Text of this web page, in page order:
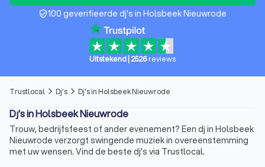
verified_user100 geverifieerde dj's in Holsbeek Nieuwrode
Uitstekend 2526reviews
Trustlocal arrow_forward_ios Dj's arrow_forward_ios Dj's in Holsbeek Nieuwrode
Dj's in Holsbeek Nieuwrode
Trouw, bedrijfsfeest of ander evenement? Een dj in Holsbeek
Nieuwrode verzorgt swingende muziek in overeenstemming
met uw wensen. Vind de beste dj's via Trustlocal.